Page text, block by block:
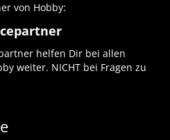
von Hobby:
helfen Dir bei allen
weiter. NICHT bei Fragen zu